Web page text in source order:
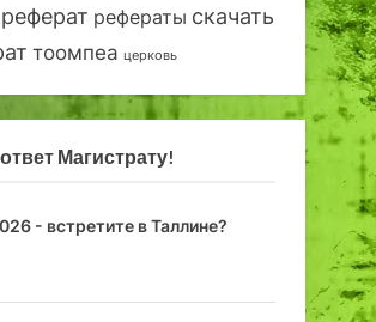
реферат рефераты скачать
тоомпеа церковь
Магистрату!
- встретите в Таллине?